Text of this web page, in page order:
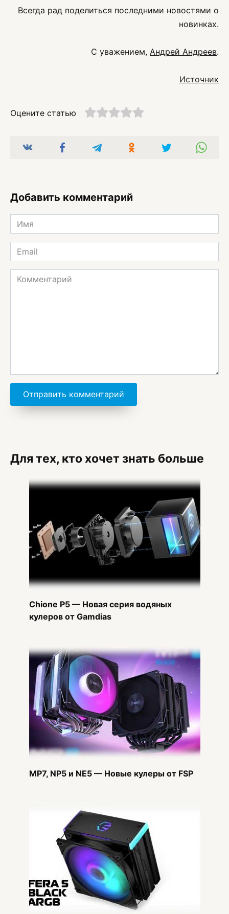
Всегда рад поделиться последними новостями о
новинках.
С уважением, Андрей Андреев.
Источник
Оцените статью
Добавить комментарий
Имя
*
Email
*
Комментарий
Для тех, кто хочет знать больше
Chione P5 — Новая серия водяных
кулеров от Gamdias
MP7, NP5 и NE5 — Новые кулеры от FSP